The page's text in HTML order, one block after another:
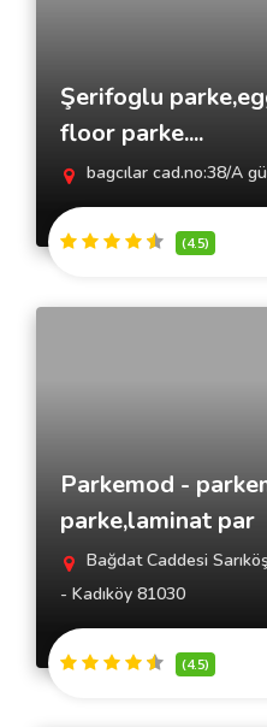
Şerifoglu
floor parke....
bagcılar cad.no:38/A
(4.5)
Parkemod -
parke,laminat par
Bağdat Caddesi
- Kadıköy 81030
(4.5)